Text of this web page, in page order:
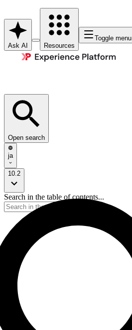
Ask AI Resources
Toggle menu
Open search
ja
10.2
Search in the table of contents...